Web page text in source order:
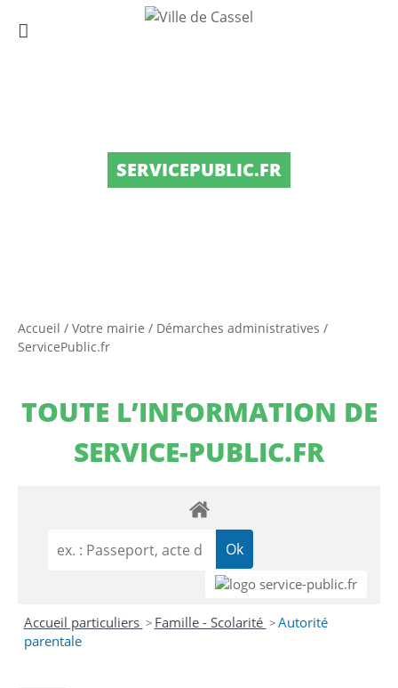
SERVICEPUBLIC.FR
Accueil / Votre mairie / Démarches administratives /
ServicePublic.fr
TOUTE L’INFORMATION DE
SERVICE-PUBLIC.FR
Accueil particuliers > Famille - Scolarité >Autorité
parentale